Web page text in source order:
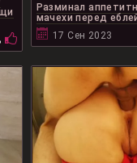
Разминал
мачехи перед
17 Сен 2023